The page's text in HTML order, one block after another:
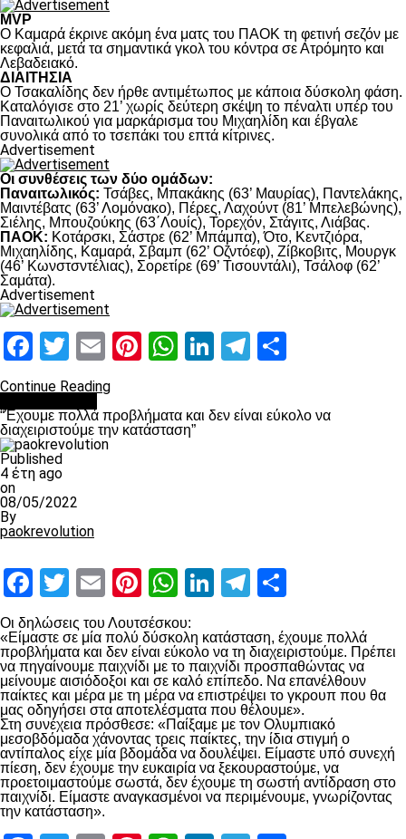
MVP
Ο Καμαρά έκρινε ακόμη ένα ματς του ΠΑΟΚ τη φετινή σεζόν με
κεφαλιά, μετά τα σημαντικά γκολ του κόντρα σε Ατρόμητο και
Λεβαδειακό.
ΔΙΑΙΤΗΣΙΑ
Ο Τσακαλίδης δεν ήρθε αντιμέτωπος με κάποια δύσκολη φάση.
Καταλόγισε στο 21’ χωρίς δεύτερη σκέψη το πέναλτι υπέρ του
Παναιτωλικού για μαρκάρισμα του Μιχαηλίδη και έβγαλε
συνολικά από το τσεπάκι του επτά κίτρινες.
Advertisement
Οι συνθέσεις των δύο ομάδων:
Παναιτωλικός: Τσάβες, Μπακάκης (63’ Μαυρίας), Παντελάκης,
Μαιντέβατς (63’ Λομόνακο), Πέρες, Λαχούντ (81’ Μπελεβώνης),
Σιέλης, Μπουζούκης (63΄Λουίς), Τορεχόν, Στάγιτς, Λιάβας.
ΠΑΟΚ: Κοτάρσκι, Σάστρε (62’ Μπάμπα), Ότο, Κεντζιόρα,
Μιχαηλίδης, Καμαρά, Σβαμπ (62’ Οζντόεφ), Ζίβκοβιτς, Μουργκ
(46’ Κωνστσντέλιας), Σορετίρε (69’ Τισουντάλι), Τσάλοφ (62’
Σαμάτα).
Advertisement
Facebook
Twitter
EmailPinterest
WhatsApp
LinkedIn
Telegram
Continue Reading
“Έχουμε πολλά προβλήματα και δεν είναι εύκολο να
διαχειριστούμε την κατάσταση”
Published
4 έτη ago
on
08/05/2022
By
paokrevolution
Facebook
Twitter
EmailPinterest
WhatsApp
LinkedIn
Telegram
Οι δηλώσεις του Λουτσέσκου:
«Είμαστε σε μία πολύ δύσκολη κατάσταση, έχουμε πολλά
προβλήματα και δεν είναι εύκολο να τη διαχειριστούμε. Πρέπει
να πηγαίνουμε παιχνίδι με το παιχνίδι προσπαθώντας να
μείνουμε αισιόδοξοι και σε καλό επίπεδο. Να επανέλθουν
παίκτες και μέρα με τη μέρα να επιστρέψει το γκρουπ που θα
μας οδηγήσει στα αποτελέσματα που θέλουμε».
Στη συνέχεια πρόσθεσε: «Παίξαμε με τον Ολυμπιακό
μεσοβδόμαδα χάνοντας τρεις παίκτες, την ίδια στιγμή ο
αντίπαλος είχε μία βδομάδα να δουλέψει. Είμαστε υπό συνεχή
πίεση, δεν έχουμε την ευκαιρία να ξεκουραστούμε, να
προετοιμαστούμε σωστά, δεν έχουμε τη σωστή αντίδραση στο
παιχνίδι. Είμαστε αναγκασμένοι να περιμένουμε, γνωρίζοντας
την κατάσταση».